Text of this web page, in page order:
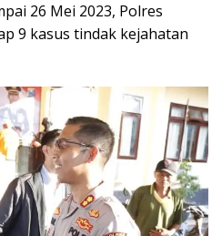
26 Mei 2023, Polres
9 kasus tindak kejahatan